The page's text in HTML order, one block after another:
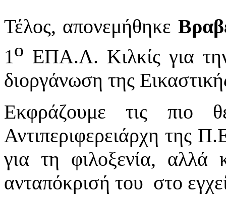
Τέλος, απονεμήθηκε
1ο ΕΠΑ.Λ. Κιλκίς για
διοργάνωση της
Εκφράζουμε τις πιο
Αντιπεριφερειάρχη της
για τη φιλοξενία, αλλά
ανταπόκρισή του στο